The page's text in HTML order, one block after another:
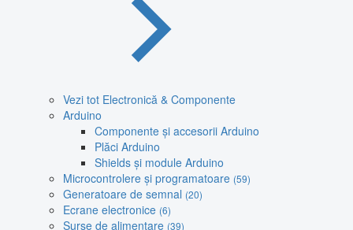
Vezi tot Electronică & Componente
Arduino
Componente și accesorii Arduino
Plăci Arduino
Shields și module Arduino
Microcontrolere și programatoare (59)
Generatoare de semnal (20)
Ecrane electronice (6)
Surse de alimentare (39)